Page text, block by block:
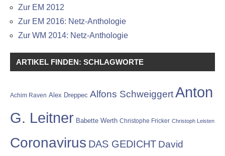
Zur EM 2012
Zur EM 2016: Netz-Anthologie
Zur WM 2014: Netz-Anthologie
ARTIKEL FINDEN: SCHLAGWORTE
Achim Raven Alex Dreppec Alfons Schweiggert Anton
G. Leitner Babette Werth Christophe Fricker Christoph Leisten
Coronavirus DAS GEDICHT David